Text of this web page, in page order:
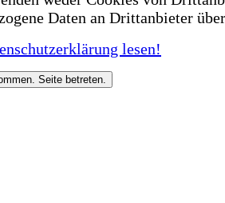
Daten an Drittanbieter
lesen!
Seite betreten.